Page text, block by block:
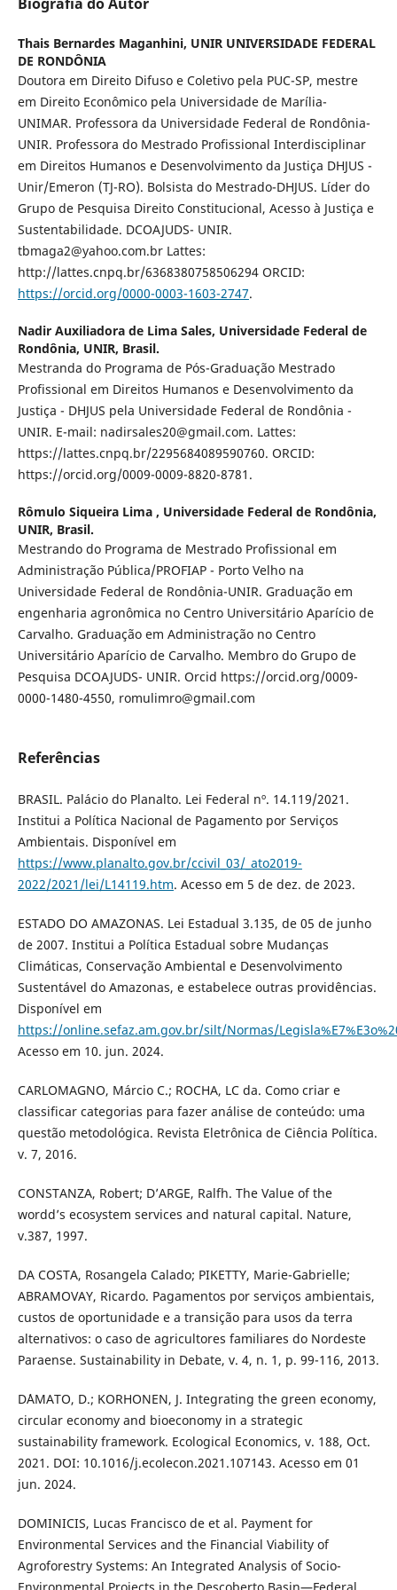
Thais Bernardes Maganhini, UNIR UNIVERSIDADE FEDERAL
DE RONDÔNIA
Doutora em Direito Difuso e Coletivo pela PUC-SP, mestre
em Direito Econômico pela Universidade de Marília-
UNIMAR. Professora da Universidade Federal de Rondônia-
UNIR. Professora do Mestrado Profissional Interdisciplinar
em Direitos Humanos e Desenvolvimento da Justiça DHJUS -
Unir/Emeron (TJ-RO). Bolsista do Mestrado-DHJUS. Líder do
Grupo de Pesquisa Direito Constitucional, Acesso à Justiça e
Sustentabilidade. DCOAJUDS- UNIR.
tbmaga2@yahoo.com.br Lattes:
http://lattes.cnpq.br/6368380758506294 ORCID:
https://orcid.org/0000-0003-1603-2747.
Nadir Auxiliadora de Lima Sales, Universidade Federal de
Rondônia, UNIR, Brasil.
Mestranda do Programa de Pós-Graduação Mestrado
Profissional em Direitos Humanos e Desenvolvimento da
Justiça - DHJUS pela Universidade Federal de Rondônia -
UNIR. E-mail: nadirsales20@gmail.com. Lattes:
https://lattes.cnpq.br/2295684089590760. ORCID:
https://orcid.org/0009-0009-8820-8781.
Rômulo Siqueira Lima , Universidade Federal de Rondônia,
UNIR, Brasil.
Mestrando do Programa de Mestrado Profissional em
Administração Pública/PROFIAP - Porto Velho na
Universidade Federal de Rondônia-UNIR. Graduação em
engenharia agronômica no Centro Universitário Aparício de
Carvalho. Graduação em Administração no Centro
Universitário Aparício de Carvalho. Membro do Grupo de
Pesquisa DCOAJUDS- UNIR. Orcid https://orcid.org/0009-
0000-1480-4550, romulimro@gmail.com
Referências
BRASIL. Palácio do Planalto. Lei Federal nº. 14.119/2021.
Institui a Política Nacional de Pagamento por Serviços
Ambientais. Disponível em
https://www.planalto.gov.br/ccivil_03/_ato2019-
2022/2021/lei/L14119.htm. Acesso em 5 de dez. de 2023.
ESTADO DO AMAZONAS. Lei Estadual 3.135, de 05 de junho
de 2007. Institui a Política Estadual sobre Mudanças
Climáticas, Conservação Ambiental e Desenvolvimento
Sustentável do Amazonas, e estabelece outras providências.
Disponível em
https://online.sefaz.am.gov.br/silt/Normas/
Acesso em 10. jun. 2024.
CARLOMAGNO, Márcio C.; ROCHA, LC da. Como criar e
classificar categorias para fazer análise de conteúdo: uma
questão metodológica. Revista Eletrônica de Ciência Política.
v. 7, 2016.
CONSTANZA, Robert; D’ARGE, Ralfh. The Value of the
wordd’s ecosystem services and natural capital. Nature,
v.387, 1997.
DA COSTA, Rosangela Calado; PIKETTY, Marie-Gabrielle;
ABRAMOVAY, Ricardo. Pagamentos por serviços ambientais,
custos de oportunidade e a transição para usos da terra
alternativos: o caso de agricultores familiares do Nordeste
Paraense. Sustainability in Debate, v. 4, n. 1, p. 99-116, 2013.
D´AMATO, D.; KORHONEN, J. Integrating the green economy,
circular economy and bioeconomy in a strategic
sustainability framework. Ecological Economics, v. 188, Oct.
2021. DOI: 10.1016/j.ecolecon.2021.107143. Acesso em 01
jun. 2024.
DOMINICIS, Lucas Francisco de et al. Payment for
Environmental Services and the Financial Viability of
Agroforestry Systems: An Integrated Analysis of Socio-